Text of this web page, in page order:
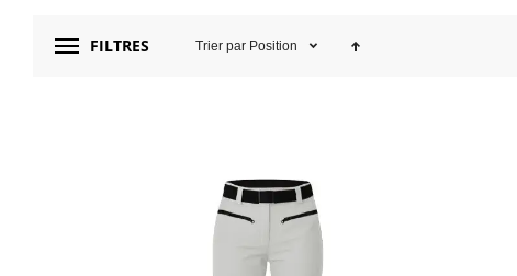
FILTRES Trier par Position